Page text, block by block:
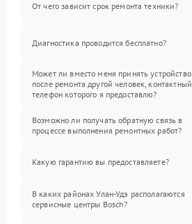
От чего зависит срок ремонта техники?
Диагностика проводится бесплатно?
Может ли вместо меня принять устройство
после ремонта другой человек, контактный
телефон которого я предоставлю?
Возможно ли получать обратную связь в
процессе выполнения ремонтных работ?
Какую гарантию вы предоставляете?
В каких районах Улан-Удэ располагаются
сервисные центры Bosch?